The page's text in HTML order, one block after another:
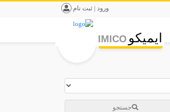
ورود | ثبت نام
ایمیکو IMICO
جستجو